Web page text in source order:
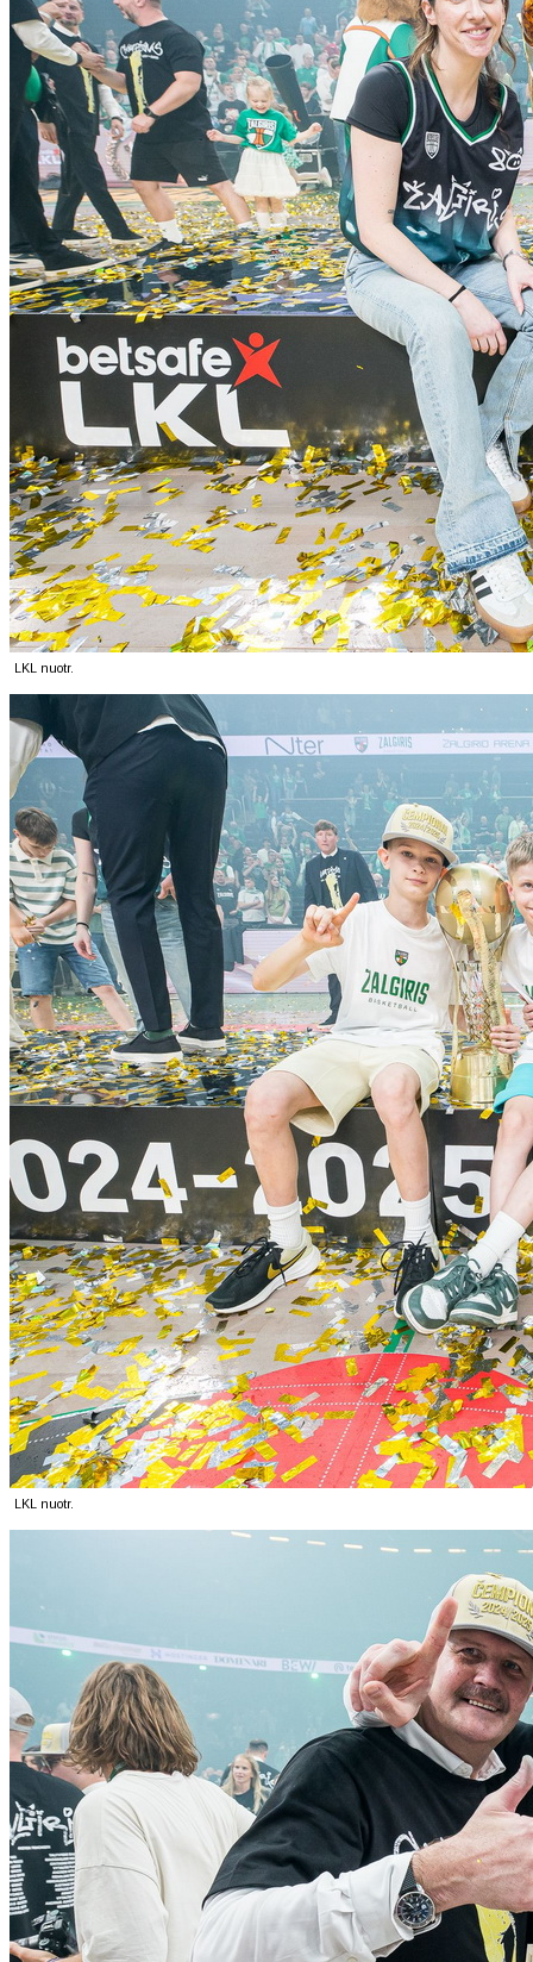
LKL nuotr.
LKL nuotr.